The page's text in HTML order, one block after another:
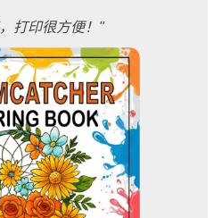
打印很方便！"